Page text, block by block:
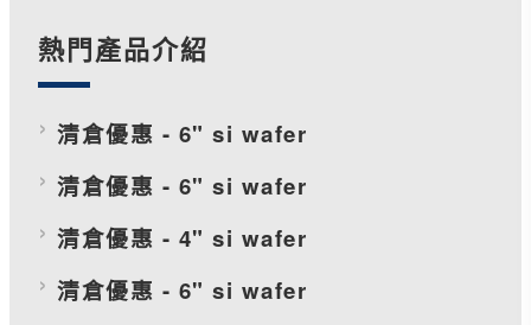
熱門產品介紹
清倉優惠 - 6" si wafer
清倉優惠 - 6" si wafer
清倉優惠 - 4" si wafer
清倉優惠 - 6" si wafer